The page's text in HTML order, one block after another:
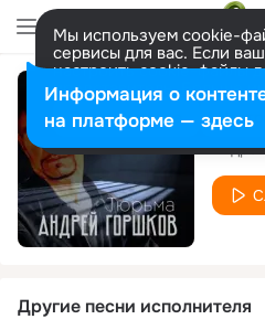
Мы используем cookie-
сервисы для вас. Если
настроить cookie-файлы
представитель. Больше
Разрешить все
Другие песни исполнителя
Информация о
на платформе — здесь